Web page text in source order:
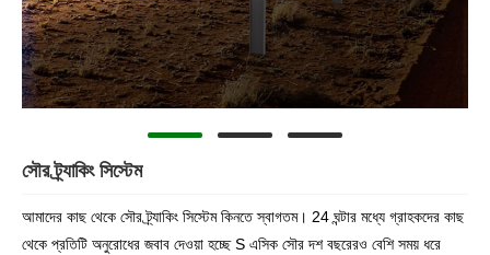
সৌর ট্র্যাকিং সিস্টেম
আমাদের কাছ থেকে সৌর ট্র্যাকিং সিস্টেম কিনতে স্বাগতম। 24 ঘন্টার মধ্যে গ্রাহকদের কাছ
থেকে প্রতিটি অনুরোধের জবাব দেওয়া হচ্ছে S এসিক সৌর দশ বছরেরও বেশি সময় ধরে